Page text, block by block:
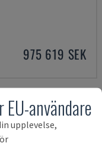
975 619 SEK
användare
upplevelse,